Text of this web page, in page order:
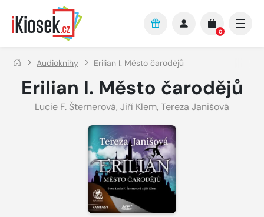
Přejít na hlavní obsah
0
Audioknihy Erilian I. Město čarodějů
Erilian I. Město čarodějů
Lucie F. Šternerová, Jiří Klem, Tereza Janišová